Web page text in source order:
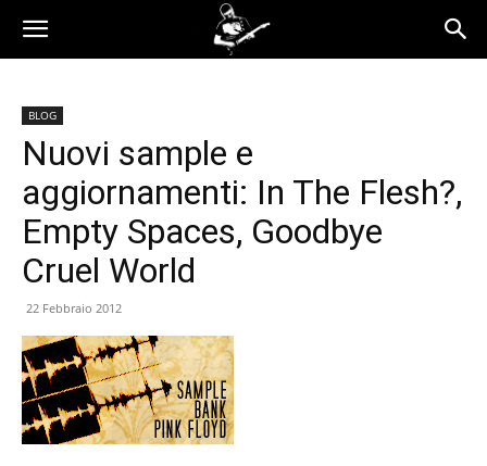
BLOG
Nuovi sample e
aggiornamenti: In The Flesh?,
Empty Spaces, Goodbye
Cruel World
22 Febbraio 2012